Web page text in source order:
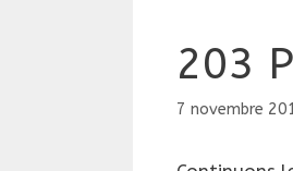
203
7 novembre